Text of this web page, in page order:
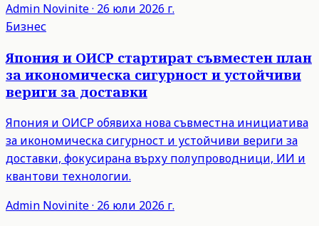
Admin Novinite· 26 юли 2026 г.
Бизнес
Япония и ОИСР стартират съвместен план
за икономическа сигурност и устойчиви
вериги за доставки
Япония и ОИСР обявиха нова съвместна инициатива
за икономическа сигурност и устойчиви вериги за
доставки, фокусирана върху полупроводници, ИИ и
квантови технологии.
Admin Novinite· 26 юли 2026 г.